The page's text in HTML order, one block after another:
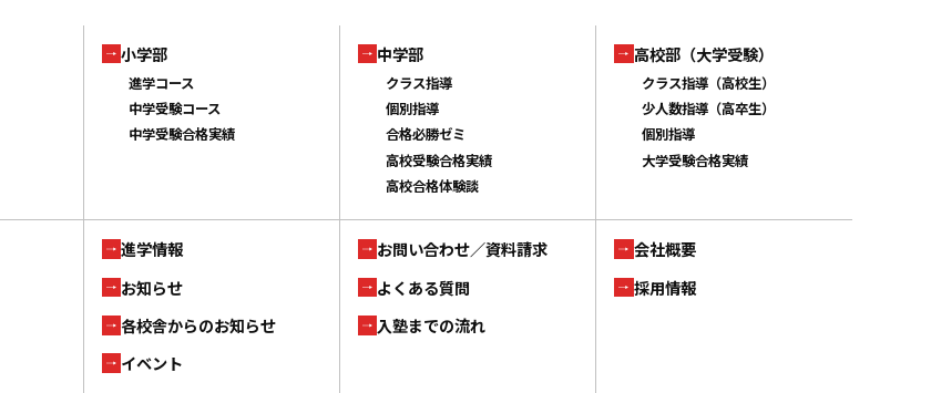
小学部
進学コース
中学受験コース
中学受験合格実績
中学部
クラス指導
個別指導
合格必勝ゼミ
高校受験合格実績
高校合格体験談
高校部（大学受験）
クラス指導（高校生）
少人数指導（高卒生）
個別指導
大学受験合格実績
進学情報
お知らせ
各校舎からのお知らせ
イベント
お問い合わせ／資料請求
よくある質問
入塾までの流れ
会社概要
採用情報